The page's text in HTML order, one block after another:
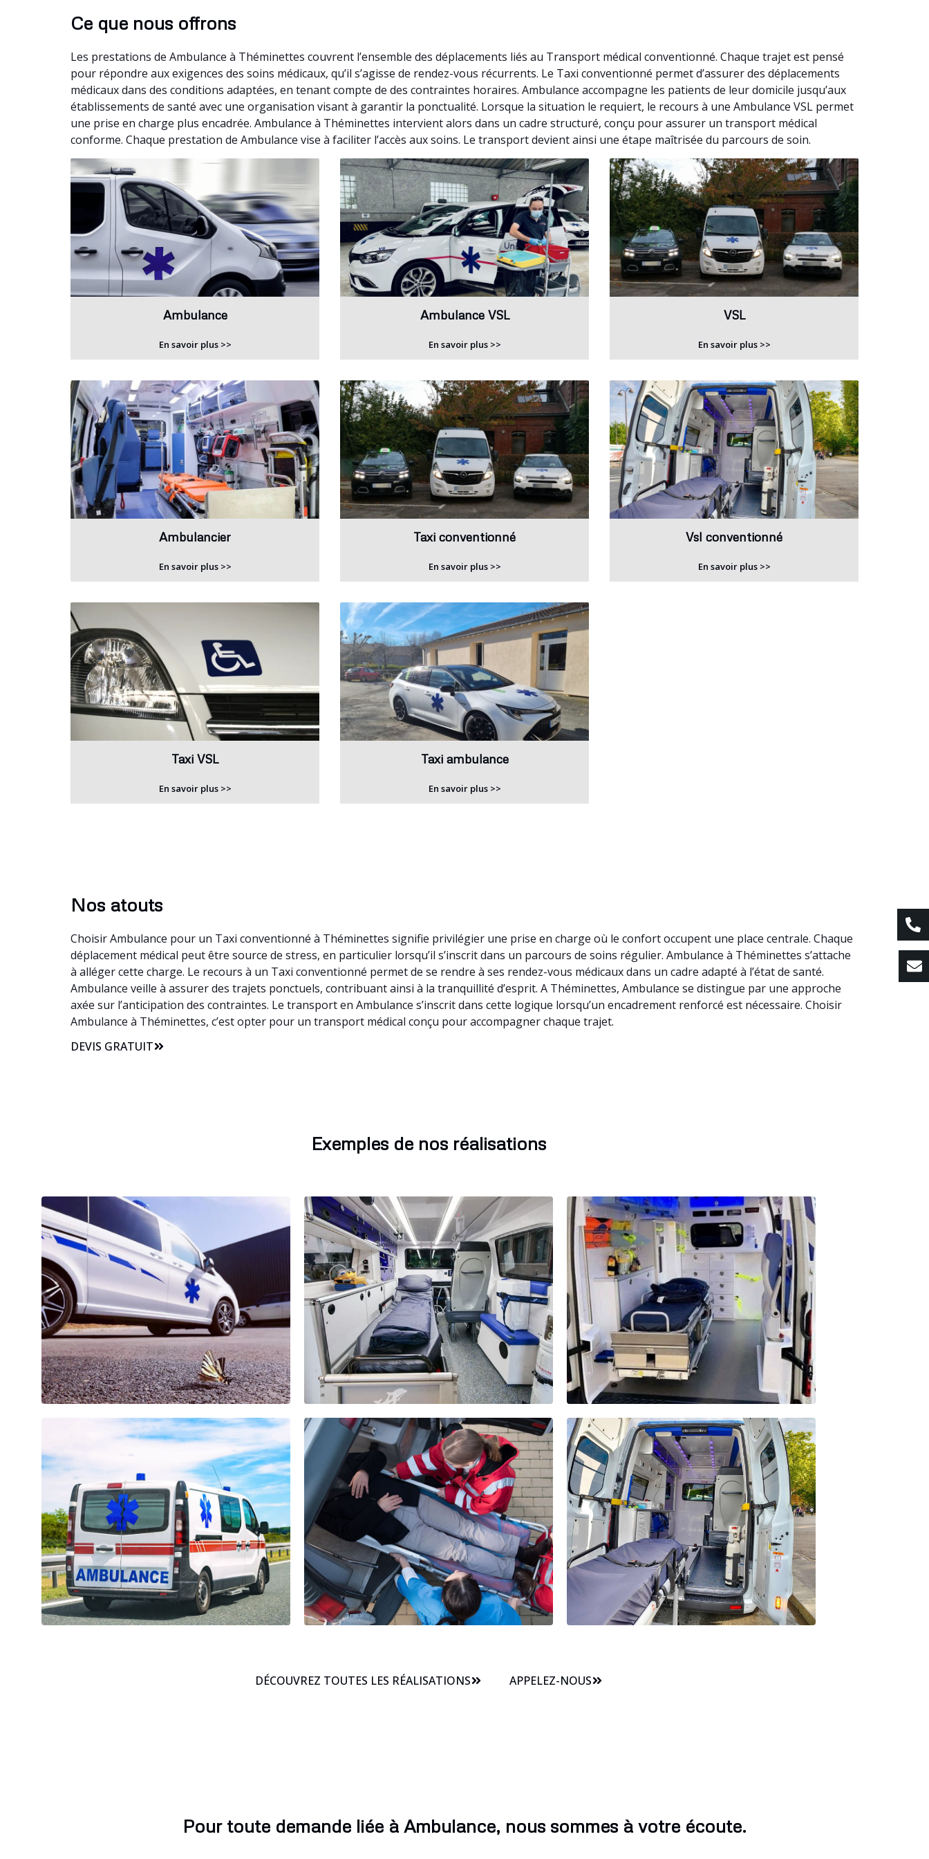
Ce que nous offrons
Les prestations de Ambulance à Théminettes couvrent l’ensemble des déplacements liés au Transport médical conventionné. Chaque trajet est pensé
pour répondre aux exigences des soins médicaux, qu’il s’agisse de rendez-vous récurrents. Le Taxi conventionné permet d’assurer des déplacements
médicaux dans des conditions adaptées, en tenant compte de des contraintes horaires. Ambulance accompagne les patients de leur domicile jusqu’aux
établissements de santé avec une organisation visant à garantir la ponctualité. Lorsque la situation le requiert, le recours à une Ambulance VSL permet
une prise en charge plus encadrée. Ambulance à Théminettes intervient alors dans un cadre structuré, conçu pour assurer un transport médical
conforme. Chaque prestation de Ambulance vise à faciliter l’accès aux soins. Le transport devient ainsi une étape maîtrisée du parcours de soin.
Ambulance
En savoir plus >>
Ambulance VSL
En savoir plus >>
VSL
En savoir plus >>
Ambulancier
En savoir plus >>
Taxi conventionné
En savoir plus >>
Vsl conventionné
En savoir plus >>
Taxi VSL
En savoir plus >>
Taxi ambulance
En savoir plus >>
Nos atouts
Choisir Ambulance pour un Taxi conventionné à Théminettes signifie privilégier une prise en charge où le confort occupent une place centrale. Chaque
déplacement médical peut être source de stress, en particulier lorsqu’il s’inscrit dans un parcours de soins régulier. Ambulance à Théminettes s’attache
à alléger cette charge. Le recours à un Taxi conventionné permet de se rendre à ses rendez-vous médicaux dans un cadre adapté à l’état de santé.
Ambulance veille à assurer des trajets ponctuels, contribuant ainsi à la tranquillité d’esprit. A Théminettes, Ambulance se distingue par une approche
axée sur l’anticipation des contraintes. Le transport en Ambulance s’inscrit dans cette logique lorsqu’un encadrement renforcé est nécessaire. Choisir
Ambulance à Théminettes, c’est opter pour un transport médical conçu pour accompagner chaque trajet.
DEVIS GRATUIT
Exemples de nos réalisations
DÉCOUVREZ TOUTES LES RÉALISATIONS APPELEZ-NOUS
Pour toute demande liée à Ambulance, nous sommes à votre écoute.